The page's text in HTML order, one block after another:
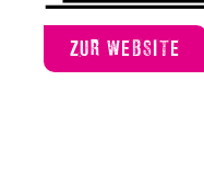
ZUR WEBSITE